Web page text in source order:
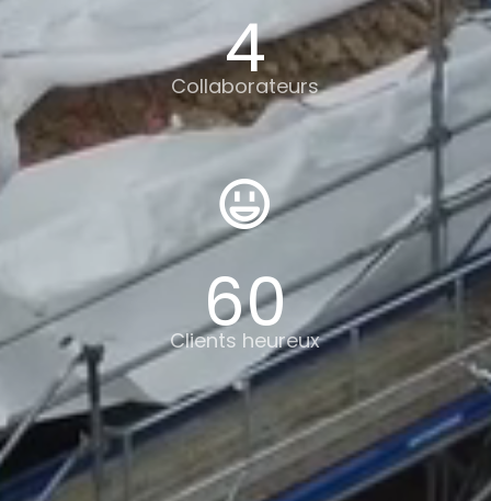
4
Collaborateurs
60
Clients heureux